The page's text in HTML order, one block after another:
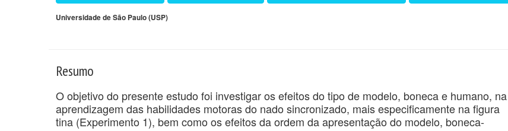
Universidade de São Paulo (USP)
Resumo
O objetivo do presente estudo foi investigar os efeitos do tipo de modelo, boneca e humano, na
aprendizagem das habilidades motoras do nado sincronizado, mais especificamente na figura
tina (Experimento 1), bem como os efeitos da ordem da apresentação do modelo, boneca-